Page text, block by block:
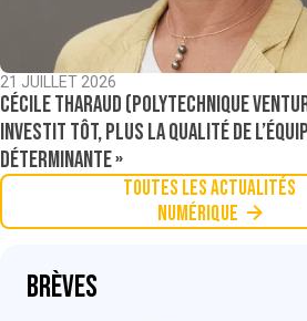
21 JUILLET 2026
Cécile Tharaud (Polytechnique
investit tôt, plus la qualité de
déterminante »
Toutes les actualités
Numérique
Brèves